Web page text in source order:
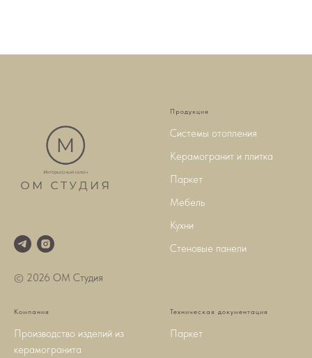
© 2026 ОМ Студия
Продукция
Системы отопления
Керамогранит и плитка
Паркет
Мебель
Кухни
Стеновые панели
Компания
Производство изделий из
керамогранита
Техническая документация
Паркет